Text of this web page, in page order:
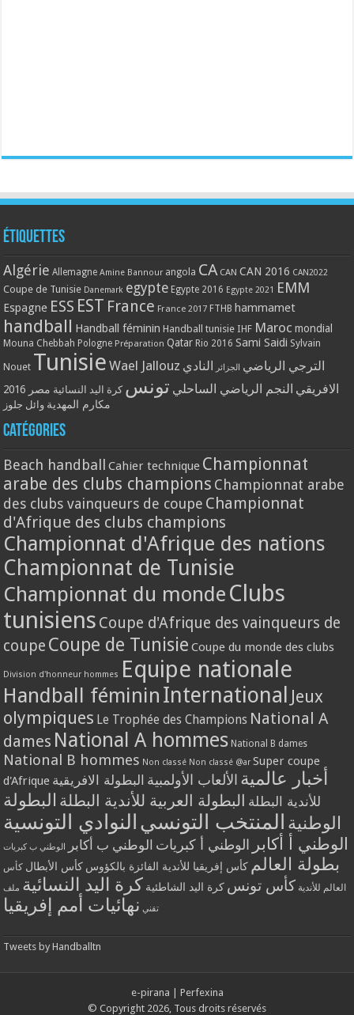
Étiquettes
Algérie Allemagne Amine Bannour angola CA CAN CAN 2016 CAN2022
Coupe de Tunisie Danemark egypte Egypte 2016 Egypte 2021 EMM
Espagne ESS EST France France 2017 FTHB hammamet
handball Handball féminin Handball tunisie IHF Maroc mondial
Mouna Chebbah Pologne Préparation Qatar Rio 2016 Sami Saidi Sylvain
Nouet Tunisie Wael Jallouz الترجي الرياضي الجزائر النادي
الافريقي النجم الرياضي الساحلي تونس كرة اليد النسائية مصر 2016
مكارم المهدية وائل جلوز
Catégories
Beach handball Cahier technique Championnat
arabe des clubs champions Championnat arabe
des clubs vainqueurs de coupe Championnat
d'Afrique des clubs champions
Championnat d'Afrique des nations
Championnat de Tunisie
Championnat du monde Clubs
tunisiens Coupe d'Afrique des vainqueurs de
coupe Coupe de Tunisie Coupe du monde des clubs
Division d'honneur hommes Equipe nationale
Handball féminin International Jeux
olympiques Le Trophée des Champions National A
dames National A hommes National B dames
National B hommes Non classé Non classé @ar Super coupe
d'Afrique
أخبار عالمية الألعاب الأولمبية البطولة الافريقية
للأندية البطلة البطولة العربية للأندية البطلة البطولة
الوطنية المنتخب التونسي النوادي التونسية
الوطني أ أكابر الوطني أ كبريات الوطني ب أكابر الوطني ب كبريات
بطولة العالم كأس إفريقيا للأندية الفائزة بالكؤوس كأس الأبطال كأس
العالم للأندية كأس تونس كرة اليد الشاطئية كرة اليد النسائية ملف
تقني نهائيات أمم إفريقيا
Tweets by Handballtn
e-pirana
Perfexina
© Copyright 2026, Tous droits réservés